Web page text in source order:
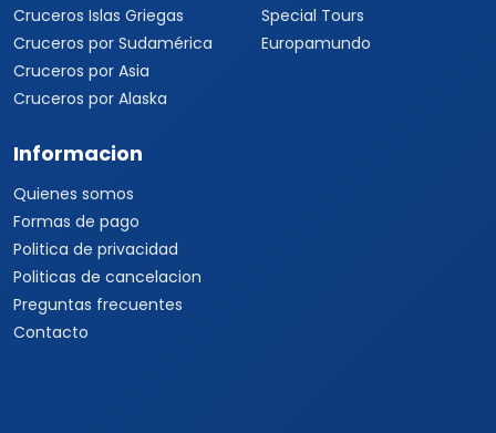
Cruceros Islas Griegas
Cruceros por Sudamérica
Cruceros por Asia
Cruceros por Alaska
Special Tours
Europamundo
Informacion
Quienes somos
Formas de pago
Politica de privacidad
Politicas de cancelacion
Preguntas frecuentes
Contacto